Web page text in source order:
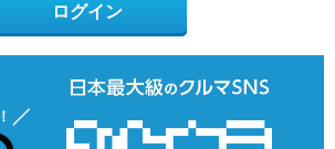
ログイン